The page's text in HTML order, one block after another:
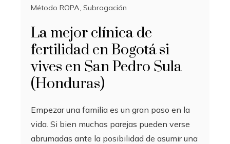
Método ROPA, Subrogación
La mejor clínica de
fertilidad en Bogotá si
vives en San Pedro Sula
(Honduras)
Empezar una familia es un gran paso en la
vida. Si bien muchas parejas pueden verse
abrumadas ante la posibilidad de asumir una